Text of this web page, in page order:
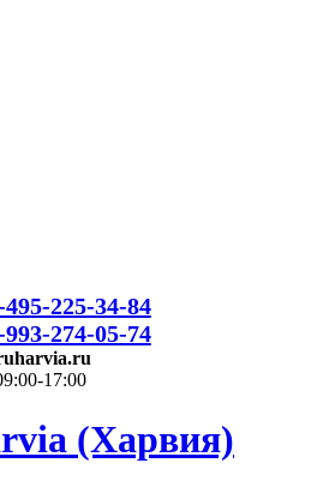
225-34-84
274-05-74
17:00